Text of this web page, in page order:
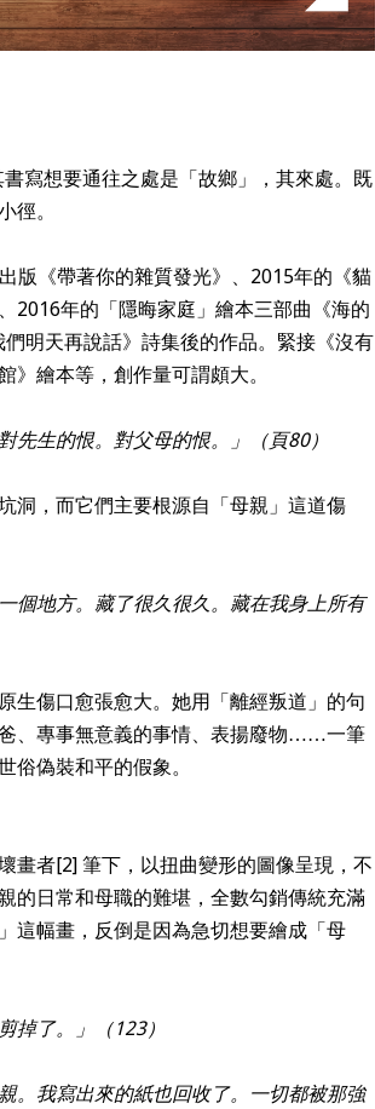
寫想要通往之處是「故鄉」，其來處。既
徑。
版《帶著你的雜質發光》、2015年的《貓
2016年的「隱晦家庭」繪本三部曲《海的
明天再說話》詩集後的作品。緊接《沒有
》繪本等，創作量可謂頗大。
先生的恨。對父母的恨。」（頁80）
洞，而它們主要根源自「母親」這道傷
個地方。藏了很久很久。藏在我身上所有
生傷口愈張愈大。她用「離經叛道」的句
、專事無意義的事情、表揚廢物……一筆
俗偽裝和平的假象。
畫者[2] 筆下，以扭曲變形的圖像呈現，不
的日常和母職的難堪，全數勾銷傳統充滿
這幅畫，反倒是因為急切想要繪成「母
掉了。」（123）
。我寫出來的紙也回收了。一切都被那強